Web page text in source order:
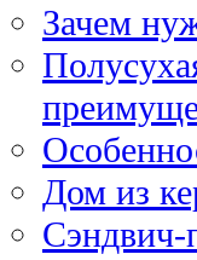
Зачем
Дом из
Сэндвич-